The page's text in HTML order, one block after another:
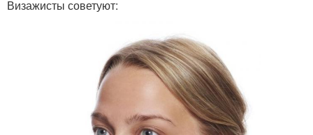
Визажисты советуют: